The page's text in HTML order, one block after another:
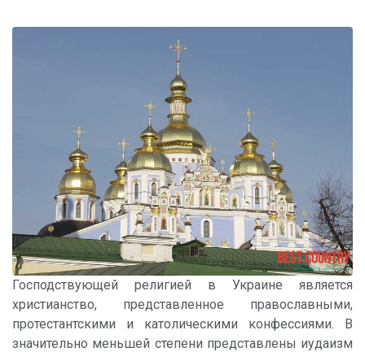
Господствующей религией в Украине является
христианство, представленное православными,
протестантскими и католическими конфессиями. В
значительно меньшей степени представлены иудаизм